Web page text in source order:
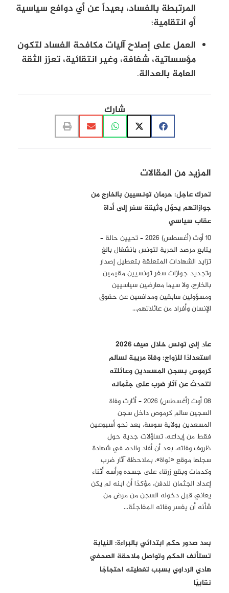
المرتبطة بالفساد، بعيداً عن أي دوافع سياسية
أو انتقامية؛
العمل على إصلاح آليات مكافحة الفساد لتكون
مؤسساتية، شفافة، وغير انتقائية، تعزز الثقة
العامة بالعدالة.
شارك
المزيد من المقالات
تحرك عاجل: حرمان تونسيين بالخارج من
جوازاتهم يحوّل وثيقة سفر إلى أداة
عقاب سياسي
10 أوت (أغسطس) 2026 – تحيين حالة –
يتابع مرصد الحرية لتونس بانشغال بالغ
تزايد الشهادات المتعلقة بتعطيل إصدار
وتجديد جوازات سفر تونسيين مقيمين
بالخارج، ولا سيما معارضين سياسيين
ومسؤولين سابقين ومدافعين عن حقوق
الإنسان وأفراد من عائلاتهم…
عاد إلى تونس خلال صيف 2026
استعدادًا للزواج: وفاة مريبة لسالم
كرموص بسجن المسعدين وعائلته
تتحدث عن آثار ضرب على جثمانه
08 أوت (أغسطس) 2026 – أثارت وفاة
السجين سالم كرموص داخل سجن
المسعدين بولاية سوسة، بعد نحو أسبوعين
فقط من إيداعه، تساؤلات جدية حول
ظروف وفاته، بعد أن أفاد والده، في شهادة
سجلها موقع «نواة»، بملاحظة آثار ضرب
وكدمات وبقع زرقاء على جسده ورأسه أثناء
إعداد الجثمان للدفن، مؤكدًا أن ابنه لم يكن
يعاني قبل دخوله السجن من مرض من
شأنه أن يفسر وفاته المفاجئة…
بعد صدور حكم ابتدائي بالبراءة: النيابة
تستأنف الحكم وتواصل ملاحقة الصحفي
هادي الرداوي بسبب تغطيته احتجاجًا
نقابيًا